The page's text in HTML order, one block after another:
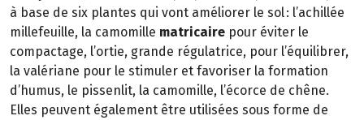
à base de six plantes qui vont améliorer le sol : l’achillée
millefeuille, la camomille matricaire pour éviter le
compactage, l’ortie, grande régulatrice, pour l’équilibrer,
la valériane pour le stimuler et favoriser la formation
d’humus, le pissenlit, la camomille, l’écorce de chêne.
Elles peuvent également être utilisées sous forme de